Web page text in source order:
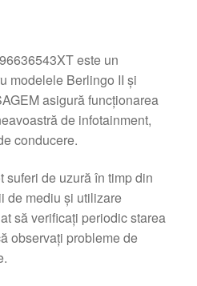
este un
modelele Berlingo II și
asigură funcționarea
de infotainment,
conducere.
suferi de uzură în timp din
de mediu și utilizare
să verificați periodic starea
observați probleme de